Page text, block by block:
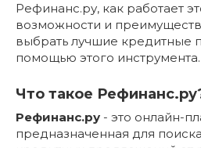
Рефинанс.ру, как работает
возможности и
выбрать лучшие кредитные
помощью этого инструмента.
Что такое
Рефинанс.ру - это онлайн-
предназначенная для